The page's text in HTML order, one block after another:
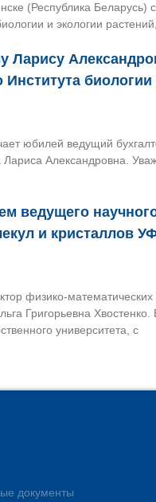
(Республика Беларусь)
и экологии растений,
Ларису
Института
юбилей ведущий
Александровна.
ведущего
и кристаллов
физико-
Григорьевна Хвостенко.
университета, с
документы